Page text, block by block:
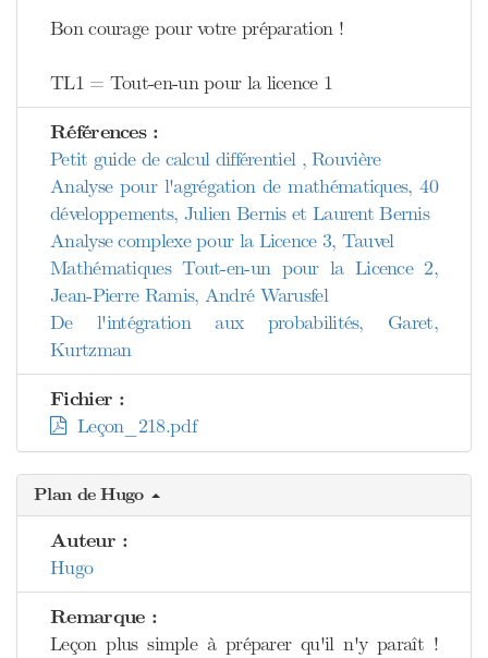
Bon courage pour votre préparation !
TL1 = Tout-en-un pour la licence 1
Références :
Petit guide de calcul différentiel , Rouvière
Analyse pour l'agrégation de mathématiques, 40
développements, Julien Bernis et Laurent Bernis
Analyse complexe pour la Licence 3, Tauvel
Mathématiques Tout-en-un pour la Licence 2,
Jean-Pierre Ramis, André Warusfel
De l'intégration aux probabilités, Garet,
Kurtzman
Fichier :
Leçon_218.pdf
Plan de Hugo
Auteur :
Hugo
Remarque :
Leçon plus simple à préparer qu'il n'y paraît !